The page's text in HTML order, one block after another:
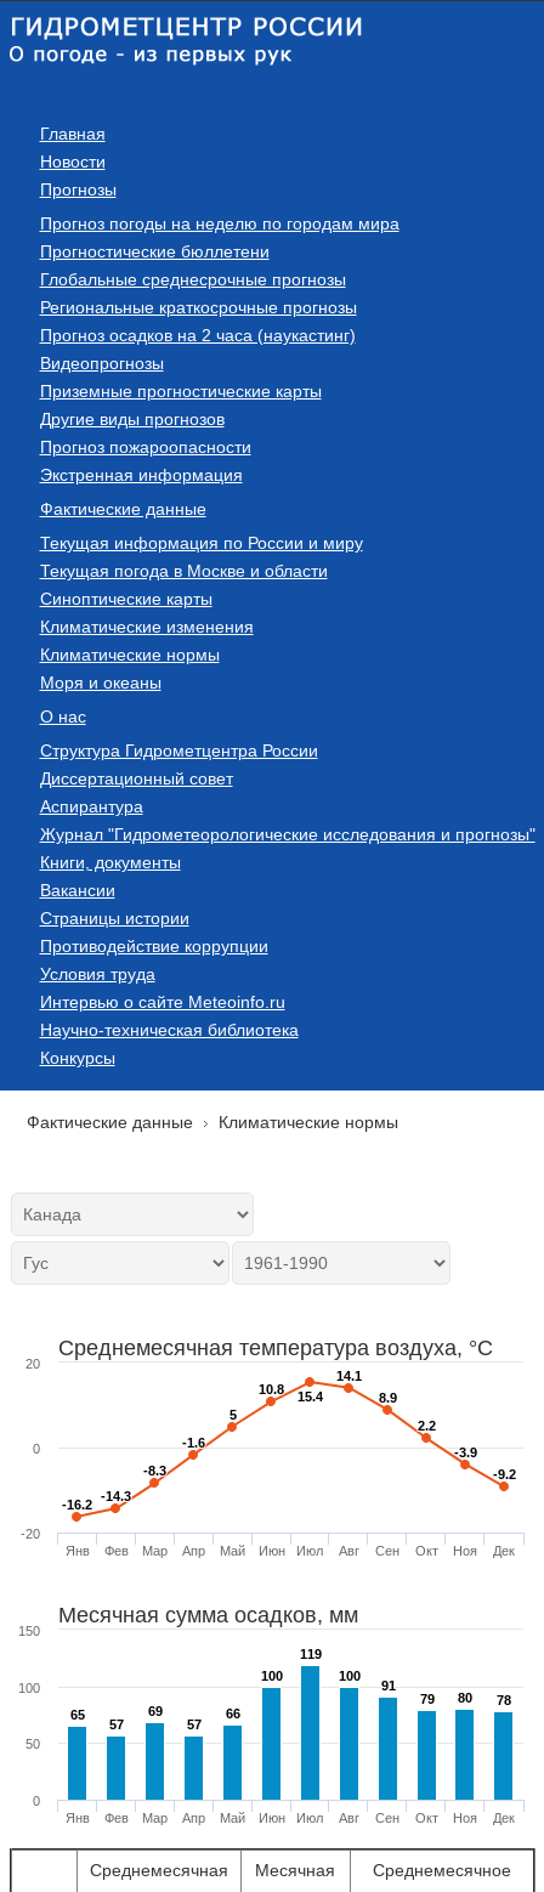
Главная
Новости
Прогнозы
Прогноз погоды на неделю по городам мира
Прогностические бюллетени
Глобальные среднесрочные прогнозы
Региональные краткосрочные прогнозы
Прогноз осадков на 2 часа (наукастинг)
Видеопрогнозы
Приземные прогностические карты
Другие виды прогнозов
Прогноз пожароопасности
Экстренная информация
Фактические данные
Текущая информация по России и миру
Текущая погода в Москве и области
Синоптические карты
Климатические изменения
Климатические нормы
Моря и океаны
О нас
Структура Гидрометцентра России
Диссертационный совет
Аспирантура
Журнал "Гидрометеорологические исследования и прогнозы"
Книги, документы
Вакансии
Страницы истории
Противодействие коррупции
Условия труда
Интервью о сайте Meteoinfo.ru
Научно-техническая библиотека
Конкурсы
Фактические данные Климатические нормы
Среднемесячная температура воздуха, °C
-16.2
-16.2
-14.3
-14.3
-8.3
-8.3
-1.6
-1.6
5
5
10.8
10.8 15.4
15.4
14.1
14.1
8.9
8.9
2.2
2.2
-3.9
-3.9
-9.2
-9.2
Янв Фев Мар Апр Май Июн Июл Авг Сен Окт Ноя Дек
-20
0
20
Месячная сумма осадков, мм
65
65
57
57
69
69
57
57
66
66
100
100
119
119
100
100
91
91
79
79 80
80 78
78
Янв Фев Мар Апр Май Июн Июл Авг Сен Окт Ноя Дек
0
50
100
150
Среднемесячная
Месячная
Среднемесячное